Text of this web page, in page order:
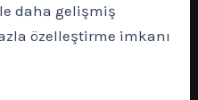
daha gelişmiş
özelleştirme imkanı